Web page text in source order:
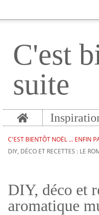
C'est
suite
Home
C'EST BIENTÔT NOËL ... ENFIN
DIY, DÉCO ET RECETTES : LE
DIY, déco et
aromatique